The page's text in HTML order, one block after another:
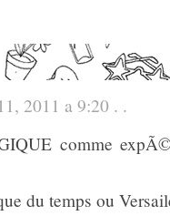
2011 a 9:20 . .
comme
du temps ou